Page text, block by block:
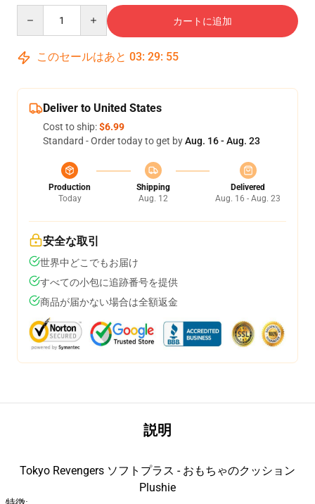
カートに追加
このセールはあと 03: 29: 54
Deliver to United States
Cost to ship:$6.99
Standard - Order today to get byAug. 16 - Aug. 23
Production
Today
Shipping
Aug. 12
Delivered
Aug. 16 - Aug. 23
安全な取引
世界中どこでもお届け
すべての小包に追跡番号を提供
商品が届かない場合は全額返金
説明
Tokyo Revengers ソフトプラス - おもちゃのクッション
Plushie